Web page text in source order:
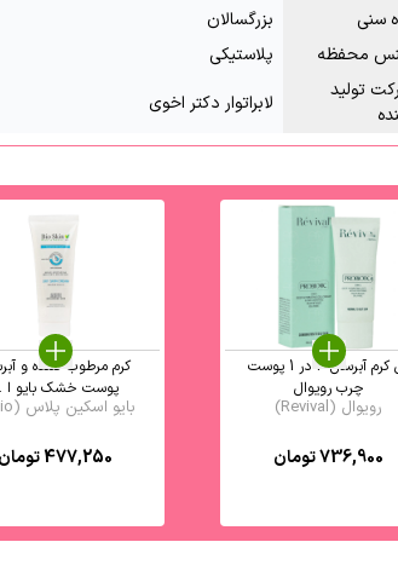
سنی
بزرگسالان
محفظه
پلاستیکی
تولید
لابراتوار دکتر اخوی
ژل کرم آبرسان 3 در 1 پوست
چرب رویوال
رویوال (Revival)
736,900تومان
کرم مرطوب کننده و
پوست خشک بایو ا
بایو اسکین پلاس (Bio ...
477,250